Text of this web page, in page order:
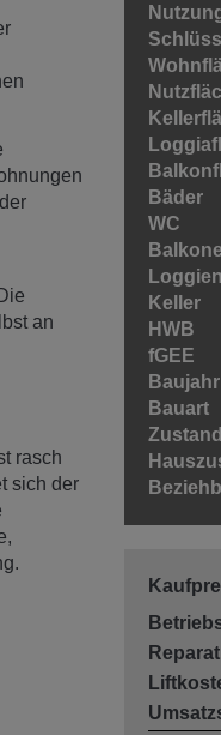
an
rasch
sich der
Bäder
WC
Balkone
Loggien
Keller
HWB
fGEE
Baujahr
Bauart
Zustand